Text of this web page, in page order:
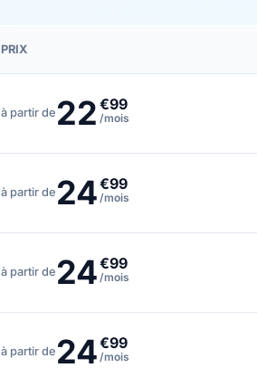
PRIX
à partir de 22 €99
/mois
à partir de 24€99
/mois
à partir de 24€99
/mois
à partir de 24€99
/mois